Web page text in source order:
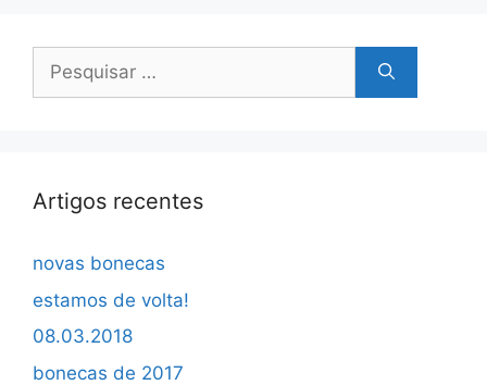
Pesquisar
Artigos recentes
novas bonecas
estamos de volta!
08.03.2018
bonecas de 2017